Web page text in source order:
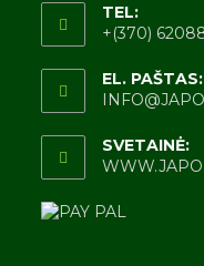
TEL:
+(370)
EL. PAŠTAS:
SVETAINĖ: